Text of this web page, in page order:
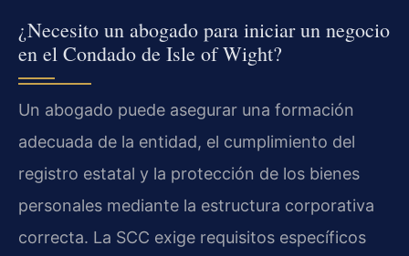
¿Necesito un abogado para iniciar un negocio
en el Condado de Isle of Wight?
Un abogado puede asegurar una formación
adecuada de la entidad, el cumplimiento del
registro estatal y la protección de los bienes
personales mediante la estructura corporativa
correcta. La SCC exige requisitos específicos